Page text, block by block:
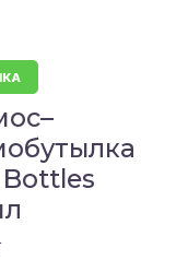
Bottles